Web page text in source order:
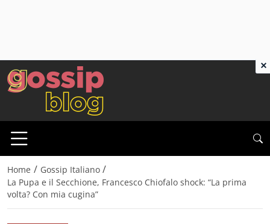
Home / Gossip Italiano /
La Pupa e il Secchione, Francesco Chiofalo shock: “La prima
volta? Con mia cugina”
×